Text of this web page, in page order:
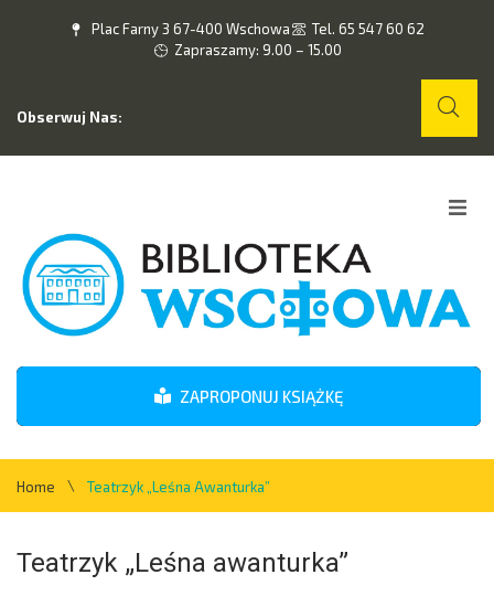
Plac Farny 3 67-400 Wschowa
Tel. 65 547 60 62
Zapraszamy: 9.00 – 15.00
Obserwuj Nas:
O nas
Wydarzenia
Kontakt
ZAPROPONUJ KSIĄŻKĘ
Home \ Teatrzyk „Leśna Awanturka”
Teatrzyk „Leśna awanturka”